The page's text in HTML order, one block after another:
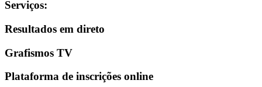
Serviços:
Resultados em direto
Grafismos TV
Plataforma de inscrições online